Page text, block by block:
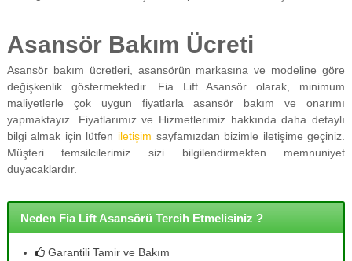
Asansör Bakım Ücreti
Asansör bakım ücretleri, asansörün markasına ve modeline göre
değişkenlik göstermektedir. Fia Lift Asansör olarak, minimum
maliyetlerle çok uygun fiyatlarla asansör bakım ve onarımı
yapmaktayız. Fiyatlarımız ve Hizmetlerimiz hakkında daha detaylı
bilgi almak için lütfen iletişim sayfamızdan bizimle iletişime geçiniz.
Müşteri temsilcilerimiz sizi bilgilendirmekten memnuniyet
duyacaklardır.
Neden Fia Lift Asansörü Tercih Etmelisiniz ?
Garantili Tamir ve Bakım